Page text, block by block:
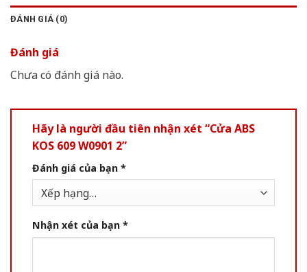
ĐÁNH GIÁ (0)
Đánh giá
Chưa có đánh giá nào.
Hãy là người đầu tiên nhận xét “Cửa ABS
KOS 609 W0901 2”
Đánh giá của bạn *
Nhận xét của bạn *